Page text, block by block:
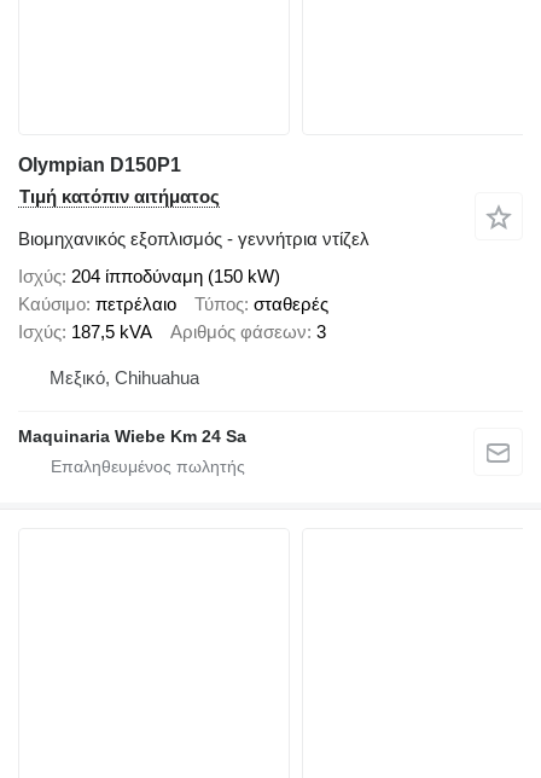
Olympian D150P1
Τιμή κατόπιν αιτήματος
Βιομηχανικός εξοπλισμός - γεννήτρια ντίζελ
Ισχύς 204 ίπποδύναμη (150 kW)
Καύσιμο πετρέλαιο Τύπος σταθερές
Ισχύς 187,5 kVA Αριθμός φάσεων 3
Μεξικό, Chihuahua
Maquinaria Wiebe Km 24 Sa